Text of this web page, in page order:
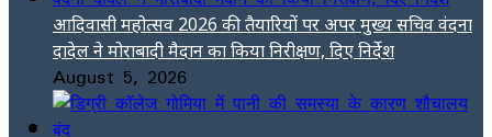
आदिवासी महोत्सव 2026 की तैयारियों पर अपर मुख्य सचिव वंदना
दादेल ने मोराबादी मैदान का किया निरीक्षण, दिए निर्देश
August 5, 2026